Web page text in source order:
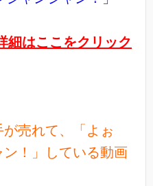
細はここをクリック
売れて、「よぉ
ン！」している動画